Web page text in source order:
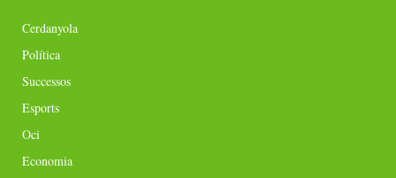
Cerdanyola
Política
Successos
Esports
Oci
Economia